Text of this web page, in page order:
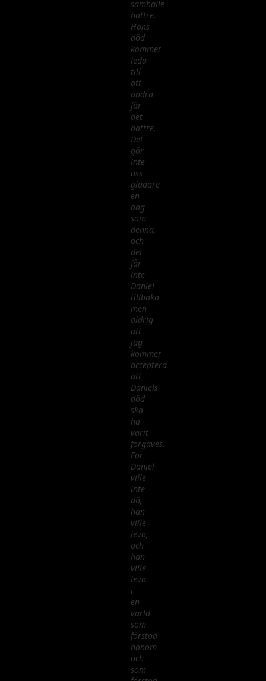
samhälle
bättre.
Hans
död
kommer
leda
till
att
andra
får
det
bättre.
Det
gör
inte
oss
gladare
en
dag
som
denna,
och
det
får
inte
Daniel
tillbaka
men
aldrig
att
jag
kommer
acceptera
att
Daniels
död
ska
ha
varit
förgäves.
För
Daniel
ville
inte
dö,
han
ville
leva,
och
han
ville
leva
i
en
värld
som
förstod
honom
och
som